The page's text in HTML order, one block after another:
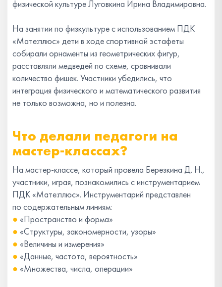
физической культуре Луговкина Ирина Владимировна.
На занятии по физкультуре с использованием ПДК
«Мате:плюс» дети в ходе спортивной эстафеты
собирали орнаменты из геометрических фигур,
расставляли медведей по схеме, сравнивали
количество фишек. Участники убедились, что
интеграция физического и математического развития
не только возможна, но и полезна.
Что делали педагоги на
мастер-классах?
На мастер-классе, который провела Березкина Д. Н.,
участники, играя, познакомились с инструментарием
ПДК «Мате:плюс». Инструментарий представлен
по содержательным линиям:
● «Пространство и форма»
● «Структуры, закономерности, узоры»
● «Величины и измерения»
● «Данные, частота, вероятность»
● «Множества, числа, операции»